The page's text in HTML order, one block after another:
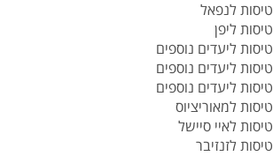
טיסות לנפאל
טיסות ליפן
טיסות ליעדים נוספים
טיסות ליעדים נוספים
טיסות ליעדים נוספים
טיסות למאוריציוס
טיסות לאיי סיישל
טיסות לזנזיבר